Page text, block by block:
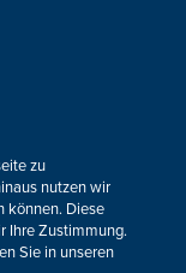
zu
nutzen wir
können. Diese
Ihre Zustimmung.
Sie in unseren